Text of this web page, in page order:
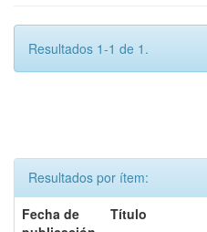
Resultados 1-1 de 1.
Resultados por ítem:
Fecha de
Título